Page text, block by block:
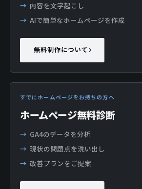
内容を文字起こし
AIで簡単なホームページを作成
無料制作について
すでにホームページをお持ちの方へ
ホームページ無料診断
GA4のデータを分析
現状の問題点を洗い出し
改善プランをご提案